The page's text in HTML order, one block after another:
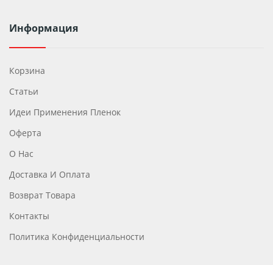
Информация
Корзина
Статьи
Идеи Применения Пленок
Оферта
О Нас
Доставка И Оплата
Возврат Товара
Контакты
Политика Конфиденциальности